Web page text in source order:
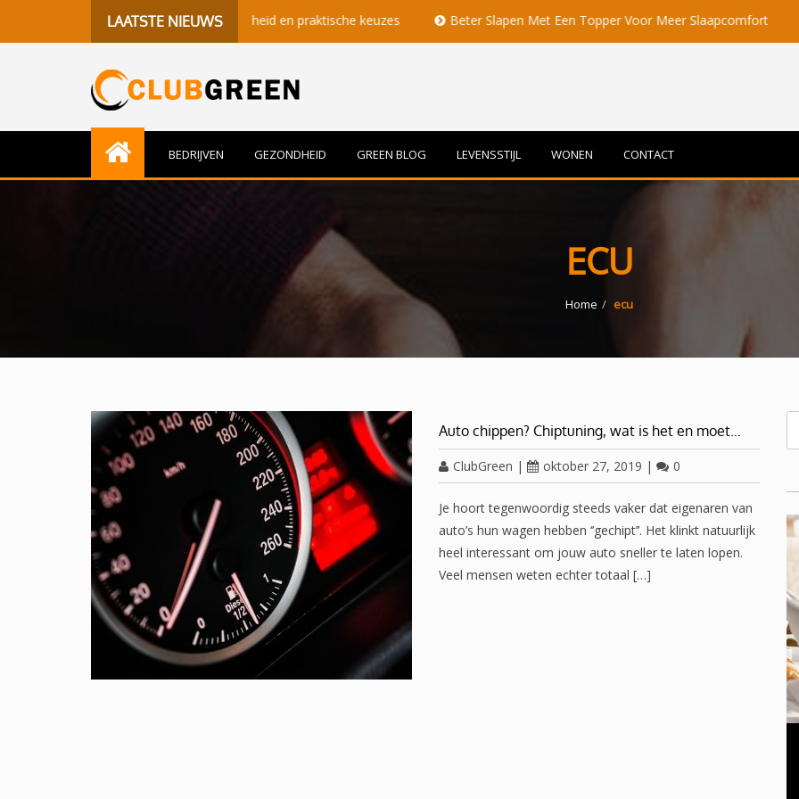
LAATSTE NIEUWS
momenten, gezondheid en praktische keuzes Beter Slapen Met Een Topper Voor Meer Slaapcomfort Volle
BEDRIJVEN GEZONDHEID GREEN BLOG LEVENSSTIJL WONEN CONTACT
ECU
Home ecu
Auto chippen? Chiptuning, wat is het en moet…
ClubGreen | oktober 27, 2019 | 0
Je hoort tegenwoordig steeds vaker dat eigenaren van
auto’s hun wagen hebben ‘’gechipt’’. Het klinkt natuurlijk
heel interessant om jouw auto sneller te laten lopen.
Veel mensen weten echter totaal […]